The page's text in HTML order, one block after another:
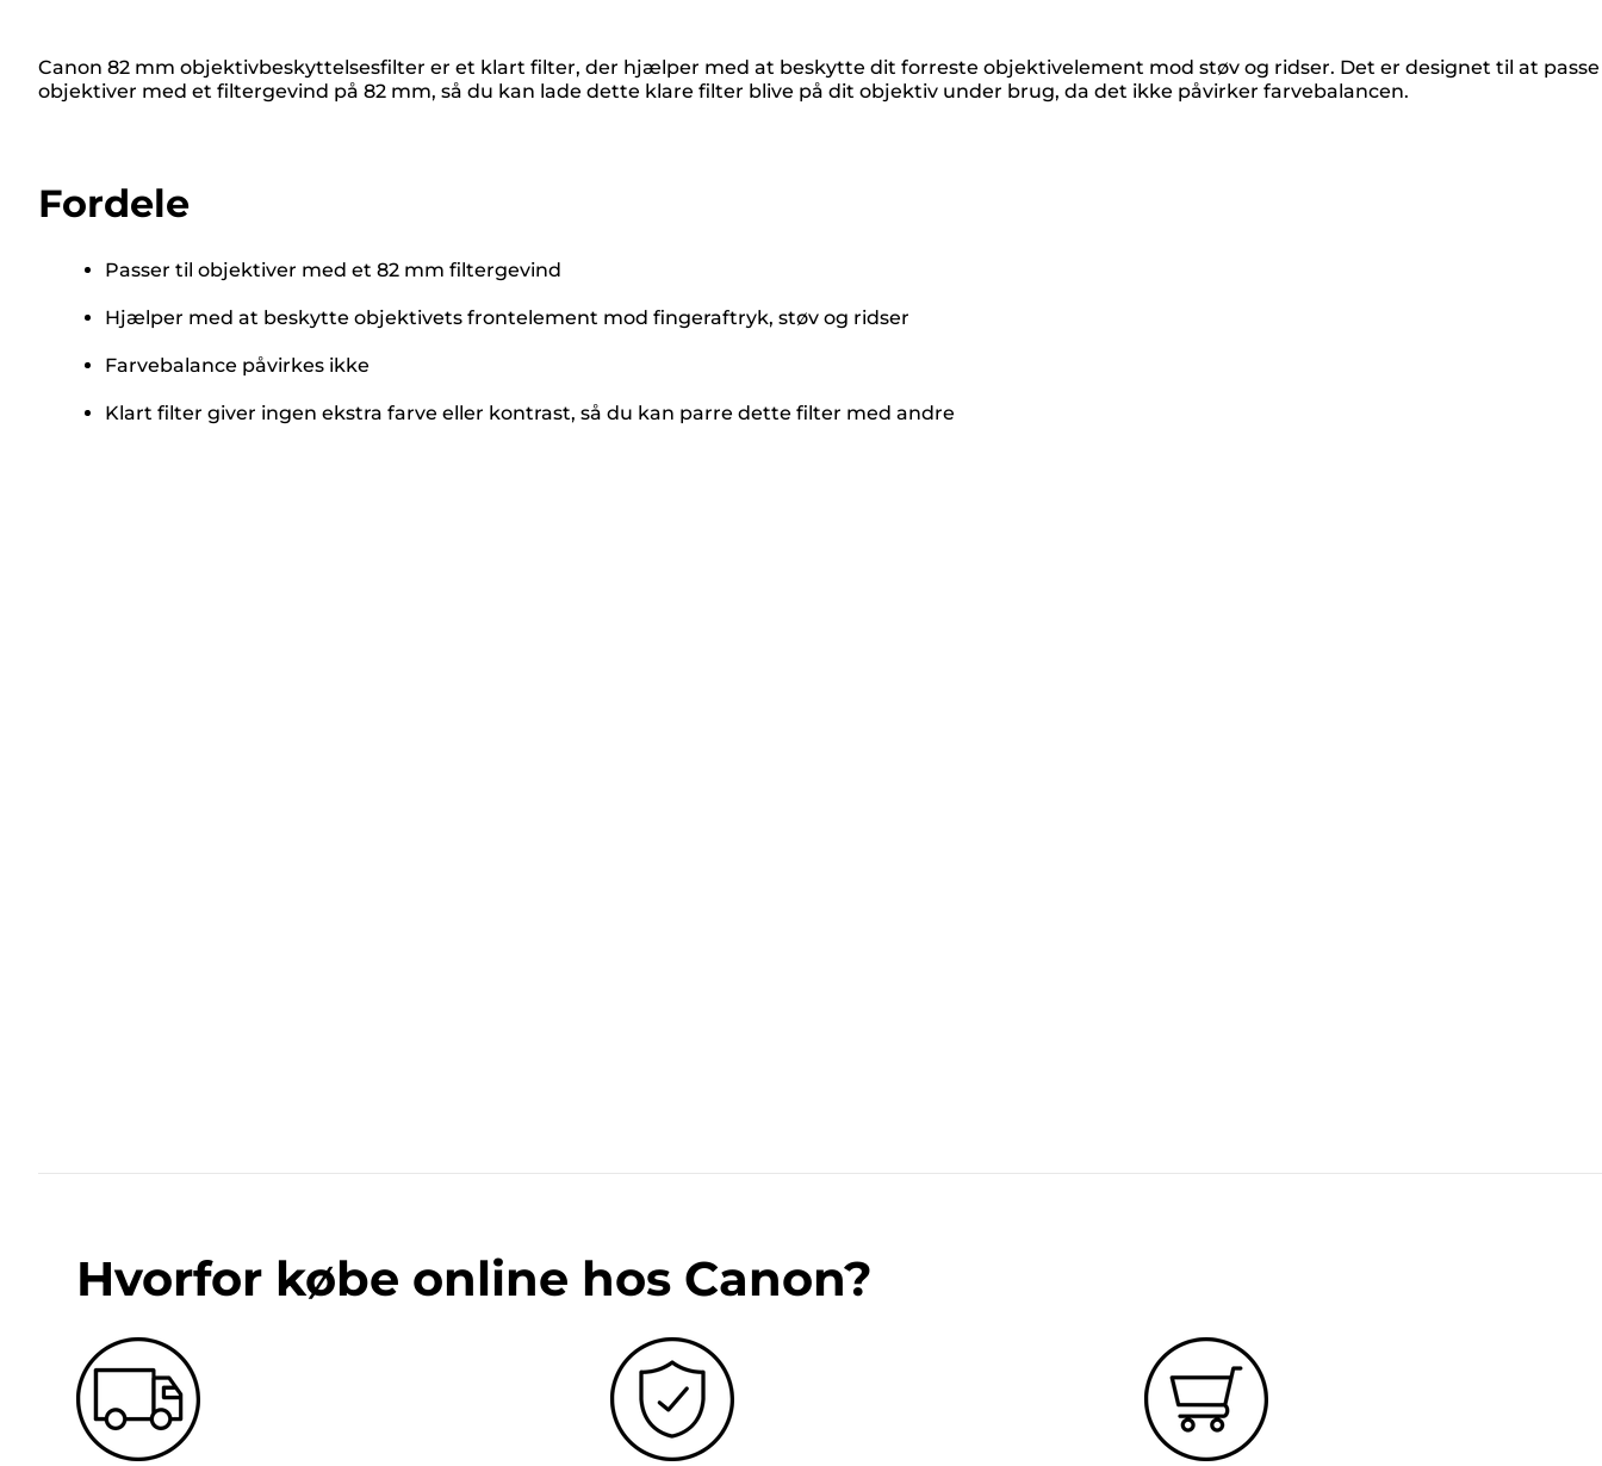
Canon 82 mm objektivbeskyttelsesfilter er et klart filter, der hjælper med at beskytte dit forreste objektivelement mod støv og ridser. Det er designet til at
objektiver med et filtergevind på 82 mm, så du kan lade dette klare filter blive på dit objektiv under brug, da det ikke påvirker farvebalancen.
Fordele
Passer til objektiver med et 82 mm filtergevind
Hjælper med at beskytte objektivets frontelement mod fingeraftryk, støv og ridser
Farvebalance påvirkes ikke
Klart filter giver ingen ekstra farve eller kontrast, så du kan parre dette filter med andre
Hvorfor købe online hos Canon?